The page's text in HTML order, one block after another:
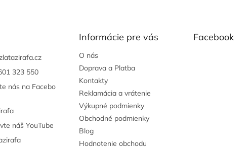
323 550
nás na Facebo
náš YouTube
Informácie pre vás
O nás
Doprava a Platba
Kontakty
Reklamácia a vrátenie
Výkupné podmienky
Obchodné podmienky
Blog
Hodnotenie obchodu
Facebook